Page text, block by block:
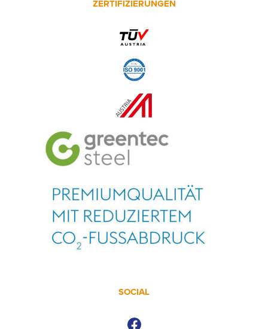
ZERTIFIZIERUNGEN
SOCIAL